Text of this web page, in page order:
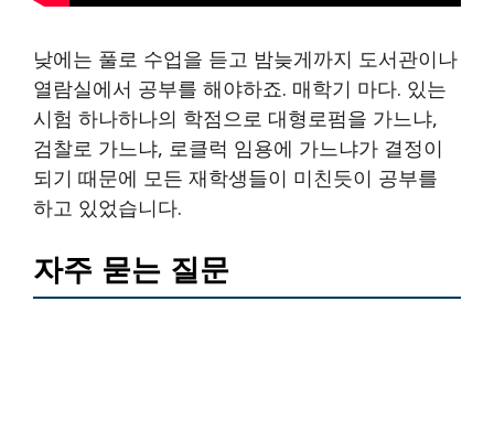
낮에는 풀로 수업을 듣고 밤늦게까지 도서관이나
열람실에서 공부를 해야하죠. 매학기 마다. 있는
시험 하나하나의 학점으로 대형로펌을 가느냐,
검찰로 가느냐, 로클럭 임용에 가느냐가 결정이
되기 때문에 모든 재학생들이 미친듯이 공부를
하고 있었습니다.
자주 묻는 질문